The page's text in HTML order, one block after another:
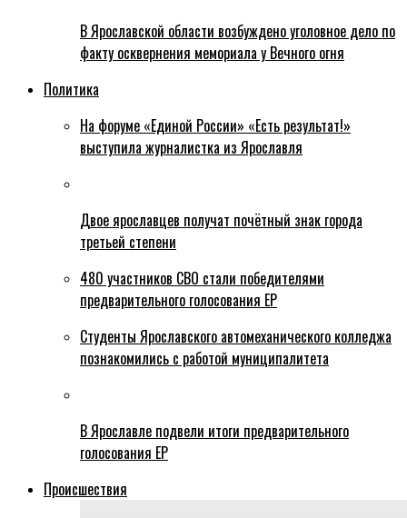
В Ярославской области возбуждено уголовное дело по
факту осквернения мемориала у Вечного огня
Политика
На форуме «Единой России» «Есть результат!»
выступила журналистка из Ярославля
Двое ярославцев получат почётный знак города
третьей степени
480 участников СВО стали победителями
предварительного голосования ЕР
Студенты Ярославского автомеханического колледжа
познакомились с работой муниципалитета
В Ярославле подвели итоги предварительного
голосования ЕР
Происшествия